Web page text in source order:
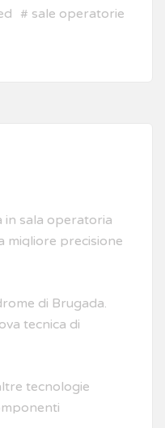
# sale operatorie
in sala operatoria
migliore precisione
di Brugada.
tecnica di
tecnologie